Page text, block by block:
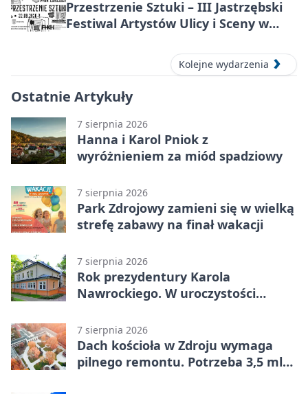
Przestrzenie Sztuki – III Jastrzębski
Festiwal Artystów Ulicy i Sceny w
Kolejne wydarzenia
Ostatnie Artykuły
7 sierpnia 2026
Hanna i Karol Pniok z
wyróżnieniem za miód spadziowy
7 sierpnia 2026
Park Zdrojowy zamieni się w wielką
strefę zabawy na finał wakacji
7 sierpnia 2026
Rok prezydentury Karola
Nawrockiego. W uroczystości
7 sierpnia 2026
Dach kościoła w Zdroju wymaga
pilnego remontu. Potrzeba 3,5 mln